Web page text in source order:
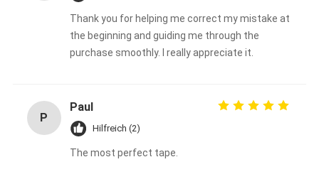
Thank you for helping me correct my mistake at
the beginning and guiding me through the
purchase smoothly. I really appreciate it.
P
Paul
Hilfreich (2)
The most perfect tape.